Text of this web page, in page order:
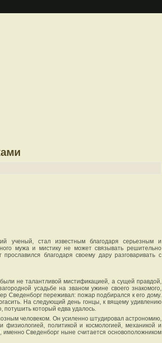
ученый, стал известным благодаря серьезным и
мужа и мистику не может связывать решительно
благодаря своему дару разговаривать с
не талантливой мистификацией, а сущей правдой,
усадьбе на званом ужине своего знакомого,
Сведенборг переживал: пожар подбирался к его дому.
На следующий день гонцы, к вящему удивлению
потушить который едва удалось.
человеком. Он усиленно штудировал астрономию,
физиологией, политикой и космологией, механикой и
именно Сведенборг ныне считается основоположником